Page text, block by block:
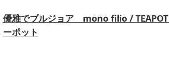
優雅でブルジョア mono filio / TEAPOT
ーポット